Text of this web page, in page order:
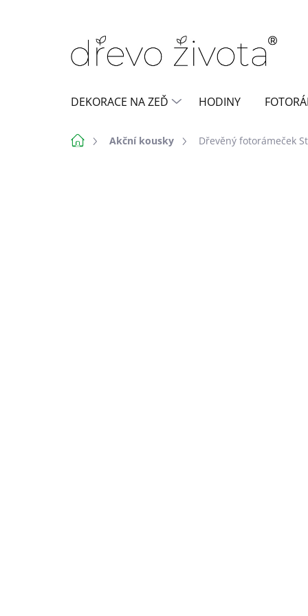
DEKORACE NA ZEĎ HODINY
DomůAkční kousky Dřevěný fotorámeček